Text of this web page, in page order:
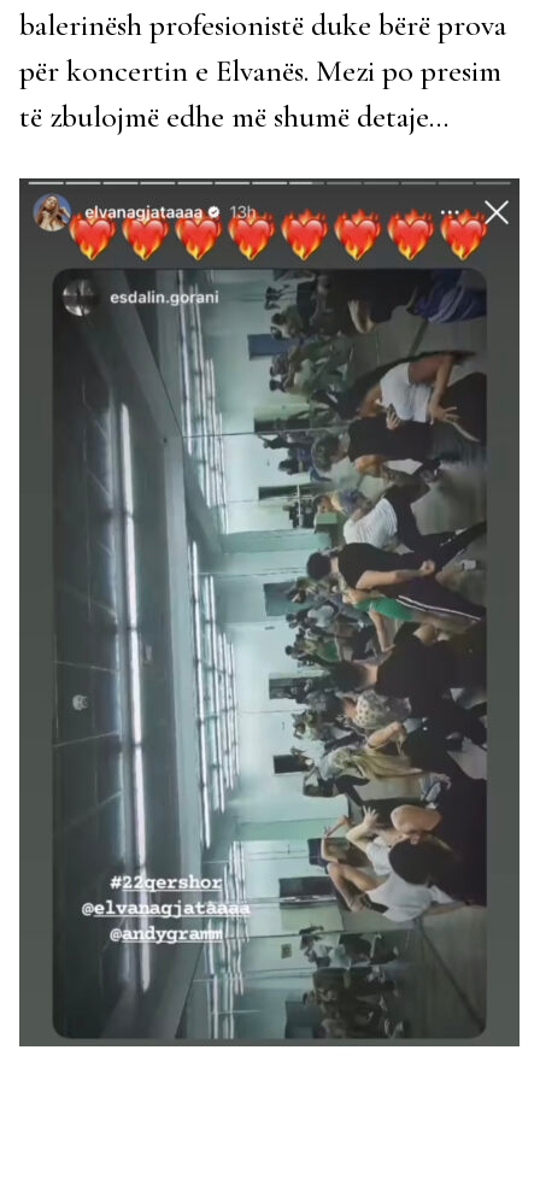
balerinësh profesionistë duke bërë prova
për koncertin e Elvanës. Mezi po presim
të zbulojmë edhe më shumë detaje…